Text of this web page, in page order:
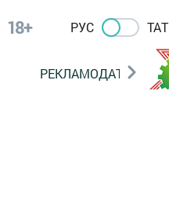
18+ РУС ТАТ
РЕКЛАМОДАТЕЛЯМ